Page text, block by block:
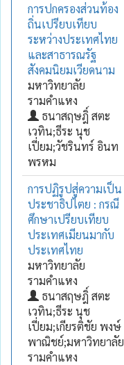
การปกครองส่วนท้อง
ถิ่นเปรียบเทียบ
ระหว่างประเทศไทย
และสาธารณรัฐ
สังคมนิยมเวียดนาม
มหาวิทยาลัย
รามคำแหง
ธนาสฤษฎิ์ สตะ
เวทิน;ธีระ นุช
เปี่ยม;วัชรินทร์ อินท
พรหม
การปฏิรูปสู่ความเป็น
ประชาธิปไตย : กรณี
ศึกษาเปรียบเทียบ
ประเทศเมียนมากับ
ประเทศไทย
มหาวิทยาลัย
รามคำแหง
ธนาสฤษฎิ์ สตะ
เวทิน;ธีระ นุช
เปี่ยม;เกียรติชัย พงษ์
พาณิชย์;มหาวิทยาลัย
รามคำแหง